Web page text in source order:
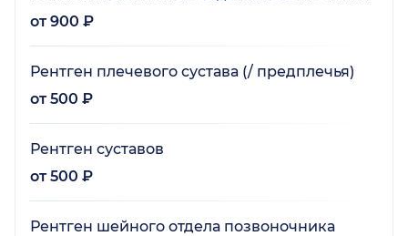
от 900 ₽
Рентген плечевого сустава (/ предплечья)
от 500 ₽
Рентген суставов
от 500 ₽
Рентген шейного отдела позвоночника